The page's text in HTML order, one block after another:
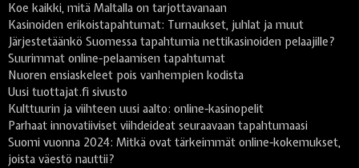
Koe kaikki, mitä Maltalla on tarjottavanaan
Kasinoiden erikoistapahtumat: Turnaukset, juhlat ja muut
Järjestetäänkö Suomessa tapahtumia nettikasinoiden pelaajille?
Suurimmat online-pelaamisen tapahtumat
Nuoren ensiaskeleet pois vanhempien kodista
Uusi tuottajat.fi sivusto
Kulttuurin ja viihteen uusi aalto: online-kasinopelit
Parhaat innovatiiviset viihdeideat seuraavaan tapahtumaasi
Suomi vuonna 2024: Mitkä ovat tärkeimmät online-kokemukset,
joista väestö nauttii?